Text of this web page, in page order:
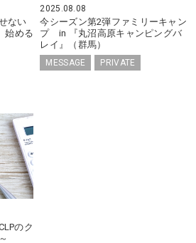
ない
始める
2025.08.08
今シーズン第2弾ファミリーキャン
プ in 『丸沼高原キャンピングバ
レイ』（群馬）
MESSAGE PRIVATE
のク